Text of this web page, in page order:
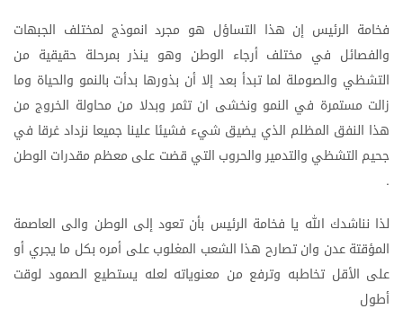
فخامة الرئيس إن هذا التساؤل هو مجرد انموذج لمختلف الجبهات
والفصائل في مختلف أرجاء الوطن وهو ينذر بمرحلة حقيقية من
التشظي والصوملة لما تبدأ بعد إلا أن بذورها بدأت بالنمو والحياة وما
زالت مستمرة في النمو ونخشى ان تثمر وبدلا من محاولة الخروج من
هذا النفق المظلم الذي يضيق شيء فشيئا علينا جميعا نزدادغرقا في
جحيم التشظي والتدميروالحروب التي قضت على معظم مقدرات الوطن
.
لذا نناشدك الله يا فخامة الرئيس بأن تعود إلى الوطن والى العاصمة
المؤقتة عدن وان تصارح هذا الشعب المغلوب على أمره بكل ما يجري أو
على الأقل تخاطبه وترفع من معنوياته لعله يستطيع الصمود لوقت
أطول